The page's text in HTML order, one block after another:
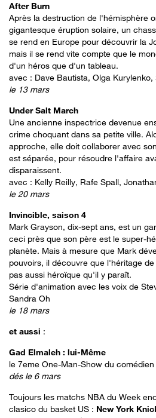
After Burn
Après la destruction de l'hémisphère
gigantesque éruption solaire, un
se rend en Europe pour découvrir la
mais il se rend vite compte que le
d'un héros que d'un tableau.
avec : Dave Bautista, Olga Kurylenko,
le 13 mars
Under Salt March
Une ancienne inspectrice devenue
crime choquant dans sa petite ville.
approche, elle doit collaborer avec
est séparée, pour résoudre l'affaire
disparaissent.
avec : Kelly Reilly, Rafe Spall,
le 20 mars
Invincible, saison 4
Mark Grayson, dix-sept ans, est un
ceci près que son père est le super-
planète. Mais à mesure que Mark
pouvoirs, il découvre que l'héritage
pas aussi héroïque qu'il y paraît.
Série d'animation avec les voix de
Sandra Oh
le 18 mars
et aussi :
Gad Elmaleh : lui-Même
le 7eme One-Man-Show du
dés le 6 mars
Toujours les matchs NBA du Week
clasico du basket US : New York